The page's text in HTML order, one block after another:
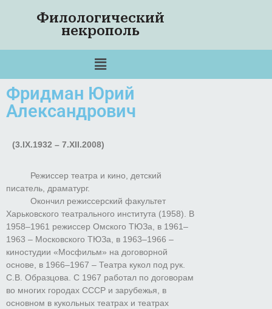
Филологический
некрополь
Фридман Юрий
Александрович
(3.IX.1932 – 7.XII.2008)
Режиссер театра и кино, детский
писатель, драматург.
Окончил режиссерский факультет
Харьковского театрального института (1958). В
1958–1961 режиссер Омского ТЮЗа, в 1961–
1963 – Московского ТЮЗа, в 1963–1966 –
киностудии «Мосфильм» на договорной
основе, в 1966–1967 – Театра кукол под рук.
С.В. Образцова. С 1967 работал по договорам
во многих городах СССР и зарубежья, в
основном в кукольных театрах и театрах